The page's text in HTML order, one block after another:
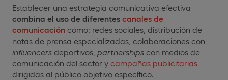
Establecer una estrategia comunicativa efectiva
combina el uso de diferentes canales de
comunicación como: redes sociales, distribución de
notas de prensa especializadas, colaboraciones con
influencers deportivos, partnerships con medios de
comunicación del sector y campañas publicitarias
dirigidas al público objetivo específico.